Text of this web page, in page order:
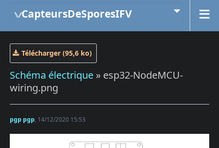
CapteursDeSporesIFV
Télécharger (95,6 ko)
Schéma électrique » esp32-NodeMCU-
wiring.png
pgp pgp, 14/12/2020 15:53